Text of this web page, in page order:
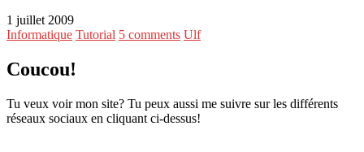
1 juillet 2009
Informatique Tutorial 5 comments Ulf
Coucou!
Tu veux voir mon site? Tu peux aussi me suivre sur les différents
réseaux sociaux en cliquant ci-dessus!